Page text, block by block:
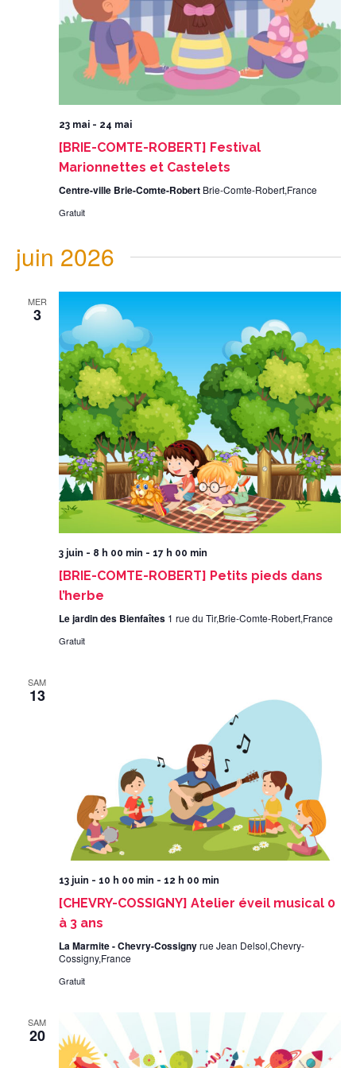
23 mai- 24 mai
[BRIE-COMTE-ROBERT] Festival
Marionnettes et Castelets
Centre-ville Brie-Comte-Robert Brie-Comte-Robert,France
Gratuit
juin 2026
MER
3
3 juin - 8 h 00 min - 17 h 00 min
[BRIE-COMTE-ROBERT] Petits pieds dans
l’herbe
Le jardin des Bienfaîtes 1 rue du Tir,Brie-Comte-Robert,France
Gratuit
SAM
13
13 juin - 10 h 00 min - 12 h 00 min
[CHEVRY-COSSIGNY] Atelier éveil musical 0
à 3 ans
La Marmite - Chevry-Cossignyrue Jean Delsol,Chevry-
Cossigny,France
Gratuit
SAM
20